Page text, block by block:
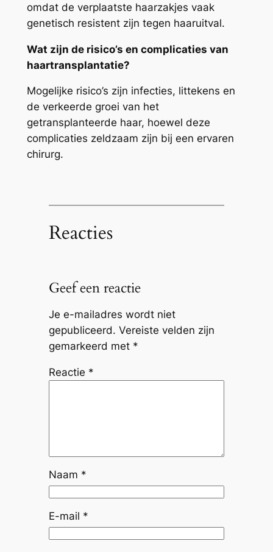
omdat de verplaatste haarzakjes vaak
genetisch resistent zijn tegen haaruitval.
Wat zijn de risico’s en complicaties van
haartransplantatie?
Mogelijke risico’s zijn infecties, littekens en
de verkeerde groei van het
getransplanteerde haar, hoewel deze
complicaties zeldzaam zijn bij een ervaren
chirurg.
Reacties
Geef een reactie
Je e-mailadres wordt niet
gepubliceerd. Vereiste velden zijn
gemarkeerd met *
Reactie *
Naam *
E-mail *